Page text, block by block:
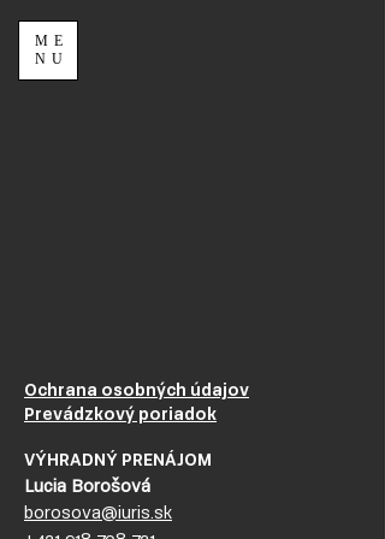
ME
NU
Ochrana osobných údajov
Prevádzkový poriadok
VÝHRADNÝ PRENÁJOM
Lucia Borošová
borosova@iuris.sk